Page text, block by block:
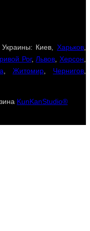
Киев, Харьков
Рог,Львов ,Херсон
Житомир, Чернигов
KunKanStudio®